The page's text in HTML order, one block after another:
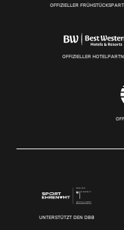
OFFIZIELLER
OFFIZIELLER
UNTERSTÜTZT DEN DBB